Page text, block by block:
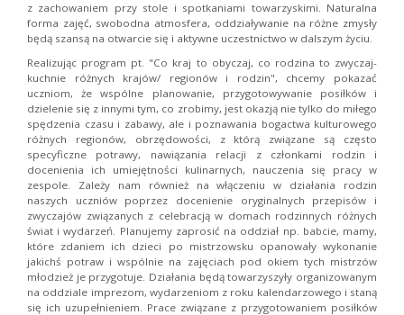
z zachowaniem przy stole i spotkaniami towarzyskimi. Naturalna
forma zajęć, swobodna atmosfera, oddziaływanie na różne zmysły
będą szansą na otwarcie się i aktywne uczestnictwo w dalszym życiu.
Realizując program pt. "Co kraj to obyczaj, co rodzina to zwyczaj-
kuchnie różnych krajów/ regionów i rodzin", chcemy pokazać
uczniom, że wspólne planowanie, przygotowywanie posiłków i
dzielenie się z innymi tym, co zrobimy, jest okazją nie tylko do miłego
spędzenia czasu i zabawy, ale i poznawania bogactwa kulturowego
różnych regionów, obrzędowości, z którą związane są często
specyficzne potrawy, nawiązania relacji z członkami rodzin i
docenienia ich umiejętności kulinarnych, nauczenia się pracy w
zespole. Zależy nam również na włączeniu w działania rodzin
naszych uczniów poprzez docenienie oryginalnych przepisów i
zwyczajów związanych z celebracją w domach rodzinnych różnych
świat i wydarzeń. Planujemy zaprosić na oddział np. babcie, mamy,
które zdaniem ich dzieci po mistrzowsku opanowały wykonanie
jakichś potraw i wspólnie na zajęciach pod okiem tych mistrzów
młodzież je przygotuje. Działania będą towarzyszyły organizowanym
na oddziale imprezom, wydarzeniom z roku kalendarzowego i staną
się ich uzupełnieniem. Prace związane z przygotowaniem posiłków